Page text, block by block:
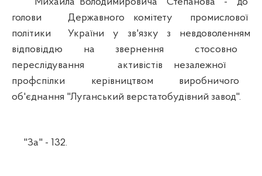
голови Державного комітету промислової
політики України у зв'язку з невдоволенням
відповіддю на звернення стосовно
переслідування активістів незалежної
профспілки керівництвом виробничого
об'єднання "Луганський верстатобудівний завод".
"За" - 132.